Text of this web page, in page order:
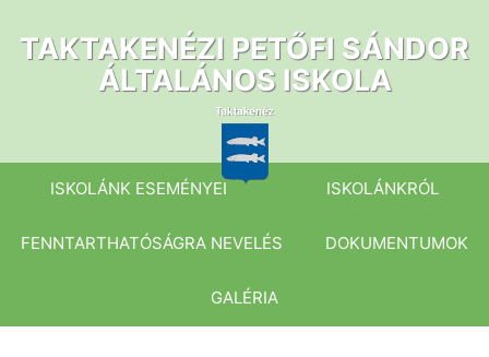
tartalomhoz
TAKTAKENÉZI PETŐFI SÁNDOR
ÁLTALÁNOS ISKOLA
ISKOLÁNK ESEMÉNYEI ISKOLÁNKRÓL
FENNTARTHATÓSÁGRA NEVELÉS DOKUMENTUMOK
GALÉRIA